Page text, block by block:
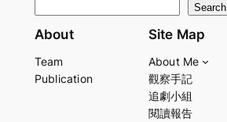
e
r
Search
About
Team
Publication
Site Map
About Me
觀察手記
追劇小組
閱讀報告